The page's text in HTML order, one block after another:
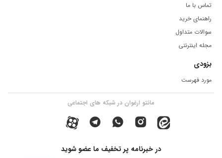
تماس با ما
راهنمای خرید
سوالات متداول
مجله اینترنتی
بزودی
مورد فهرست
مانتو ارغوان در شبکه های اجتماعی
در خبرنامه پر تخفیف ما عضو شوید